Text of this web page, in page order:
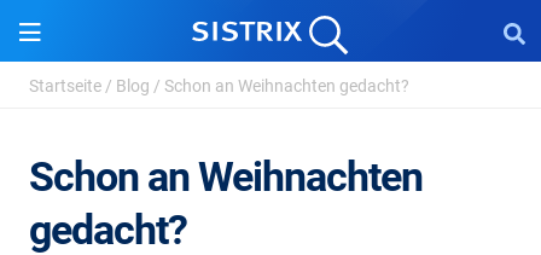
Startseite / Blog / Schon an Weihnachten gedacht?
Schon an Weihnachten
gedacht?